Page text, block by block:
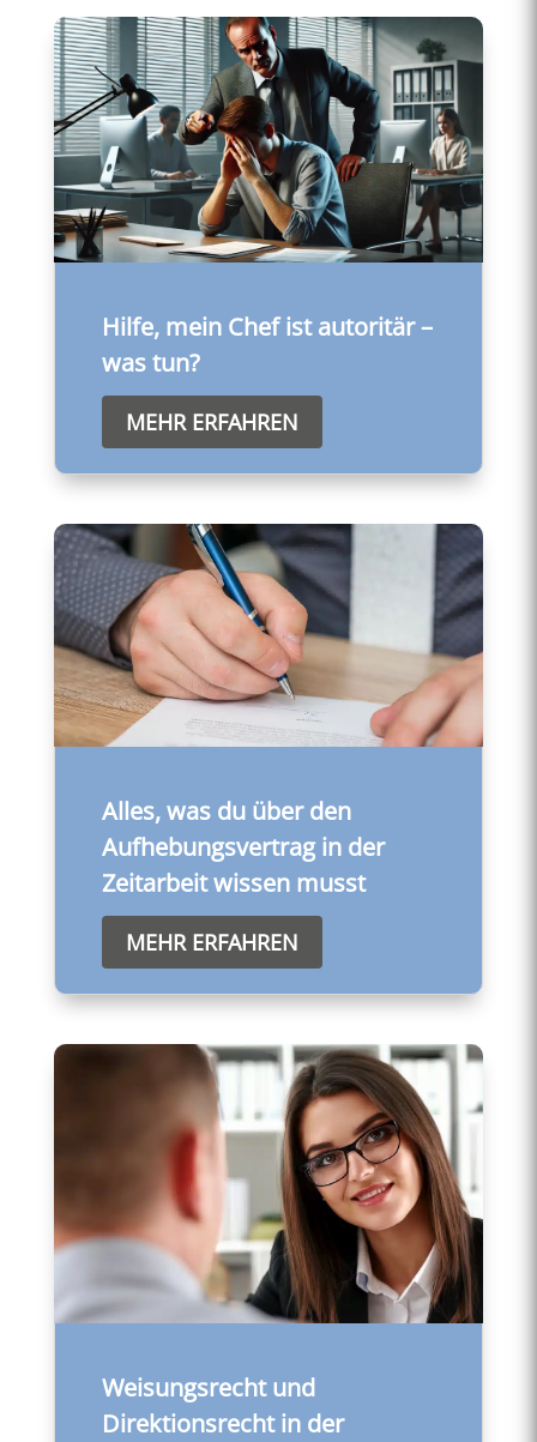
Hilfe, mein Chef ist autoritär –
was tun?
MEHR ERFAHREN
Alles, was du über den
Aufhebungsvertrag in der
Zeitarbeit wissen musst
MEHR ERFAHREN
Weisungsrecht und
Direktionsrecht in der